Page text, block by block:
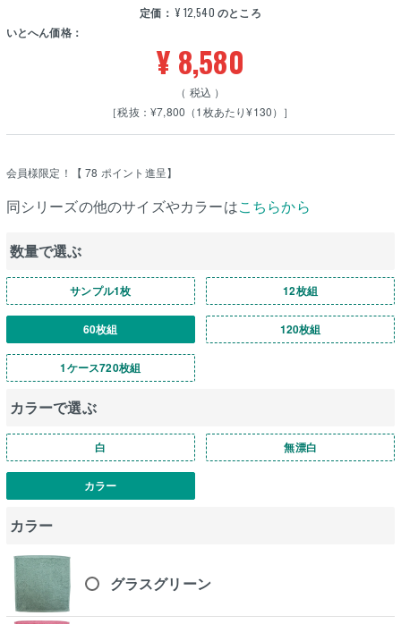
定価： ¥ 12,540 のところ
いとへん価格：
¥ 8,580
税込
［税抜：¥7,800（1枚あたり¥130）］
会員様限定！【 78 ポイント進呈】
同シリーズの他のサイズやカラーはこちらから
数量で選ぶ
サンプル1枚 12枚組
60枚組 120枚組
1ケース720枚組
カラーで選ぶ
白 無漂白
カラー
カラー
グラスグリーン